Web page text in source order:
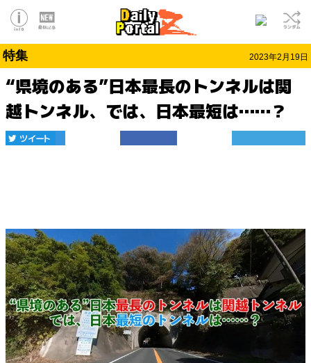
特集 2023年2月19日
“県境のある”日本最長のトンネルは関
越トンネル、では、日本最短は……？